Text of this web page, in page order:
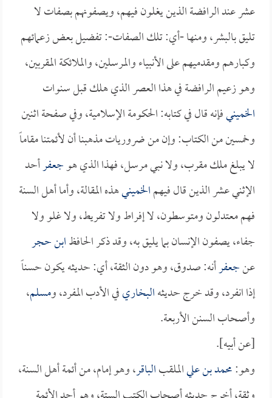
عشر عند الرافضة الذين يغلون فيهم، ويصفونهم بصفات لا
تليق بالبشر، ومنها -أي: تلك الصفات-: تفضيل بعض زعمائهم
وكبارهم ومقدميهم على الأنبياء والمرسلين، والملائكة المقربين،
وهو زعيم الرافضة في هذا العصر الذي هلك قبل سنوات
الخمينيفإنه قال في كتابه: الحكومة الإسلامية، وفي صفحة اثنين
وخمسين من الكتاب: وإن من ضروريات مذهبنا أن لأئمتنا مقاماً
لا يبلغ ملك مقرب، ولا نبي مرسل، فهذا الذي هوجعفرأحد
الإثني عشر الذين قال فيهمالخمينيهذه المقالة، وأما أهل السنة
فهم معتدلون ومتوسطون، لا إفراط ولا تفريط، ولا غلو ولا
جفاء، يصفون الإنسان بما يليق به، وقد ذكر الحافظابن حجر
عنجعفرأنه: صدوق، وهو دون الثقة، أي: حديثه يكون حسناً
إذا انفرد، وقد خرج حديثهالبخاريفي الأدب المفرد، ومسلم،
وأصحاب السنن الأربعة.
[عن أبيه].
وهو:محمد بن عليالملقبالباقر، وهو إمام، من أئمة أهل السنة،